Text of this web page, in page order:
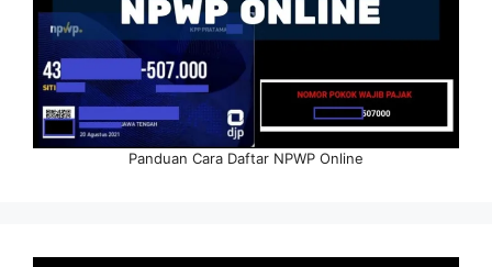
Panduan Cara Daftar NPWP Online